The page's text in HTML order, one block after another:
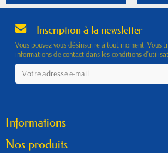
Inscription à la newsletter
Vous pouvez vous désinscrire à tout moment. Vous
informations de contact dans les conditions
Informations
Nos produits